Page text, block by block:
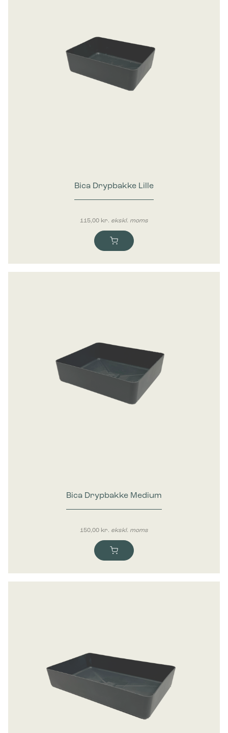
Bica Drypbakke Lille
115,00kr. ekskl. moms
Bica Drypbakke Medium
150,00kr. ekskl. moms